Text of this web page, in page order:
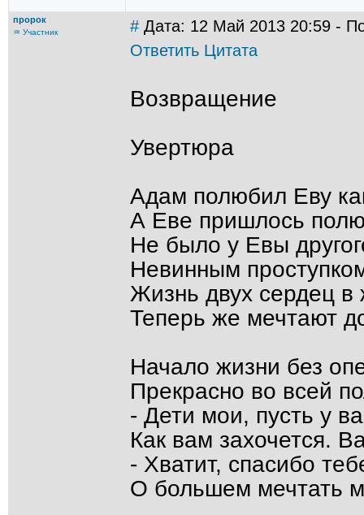
пророк
♒ Участник # Дата: 12 Май 2013 20:59 -
Ответить Цитата
Возвращение
Увертюра
Адам полюбил Еву
А Еве пришлось
Не было у Евы
Невинным
Жизнь двух сердец в
Теперь же мечтают
Начало жизни без
Прекрасно во всей
- Дети мои, пусть у
Как вам захочется.
- Хватит, спасибо
О большем мечтать